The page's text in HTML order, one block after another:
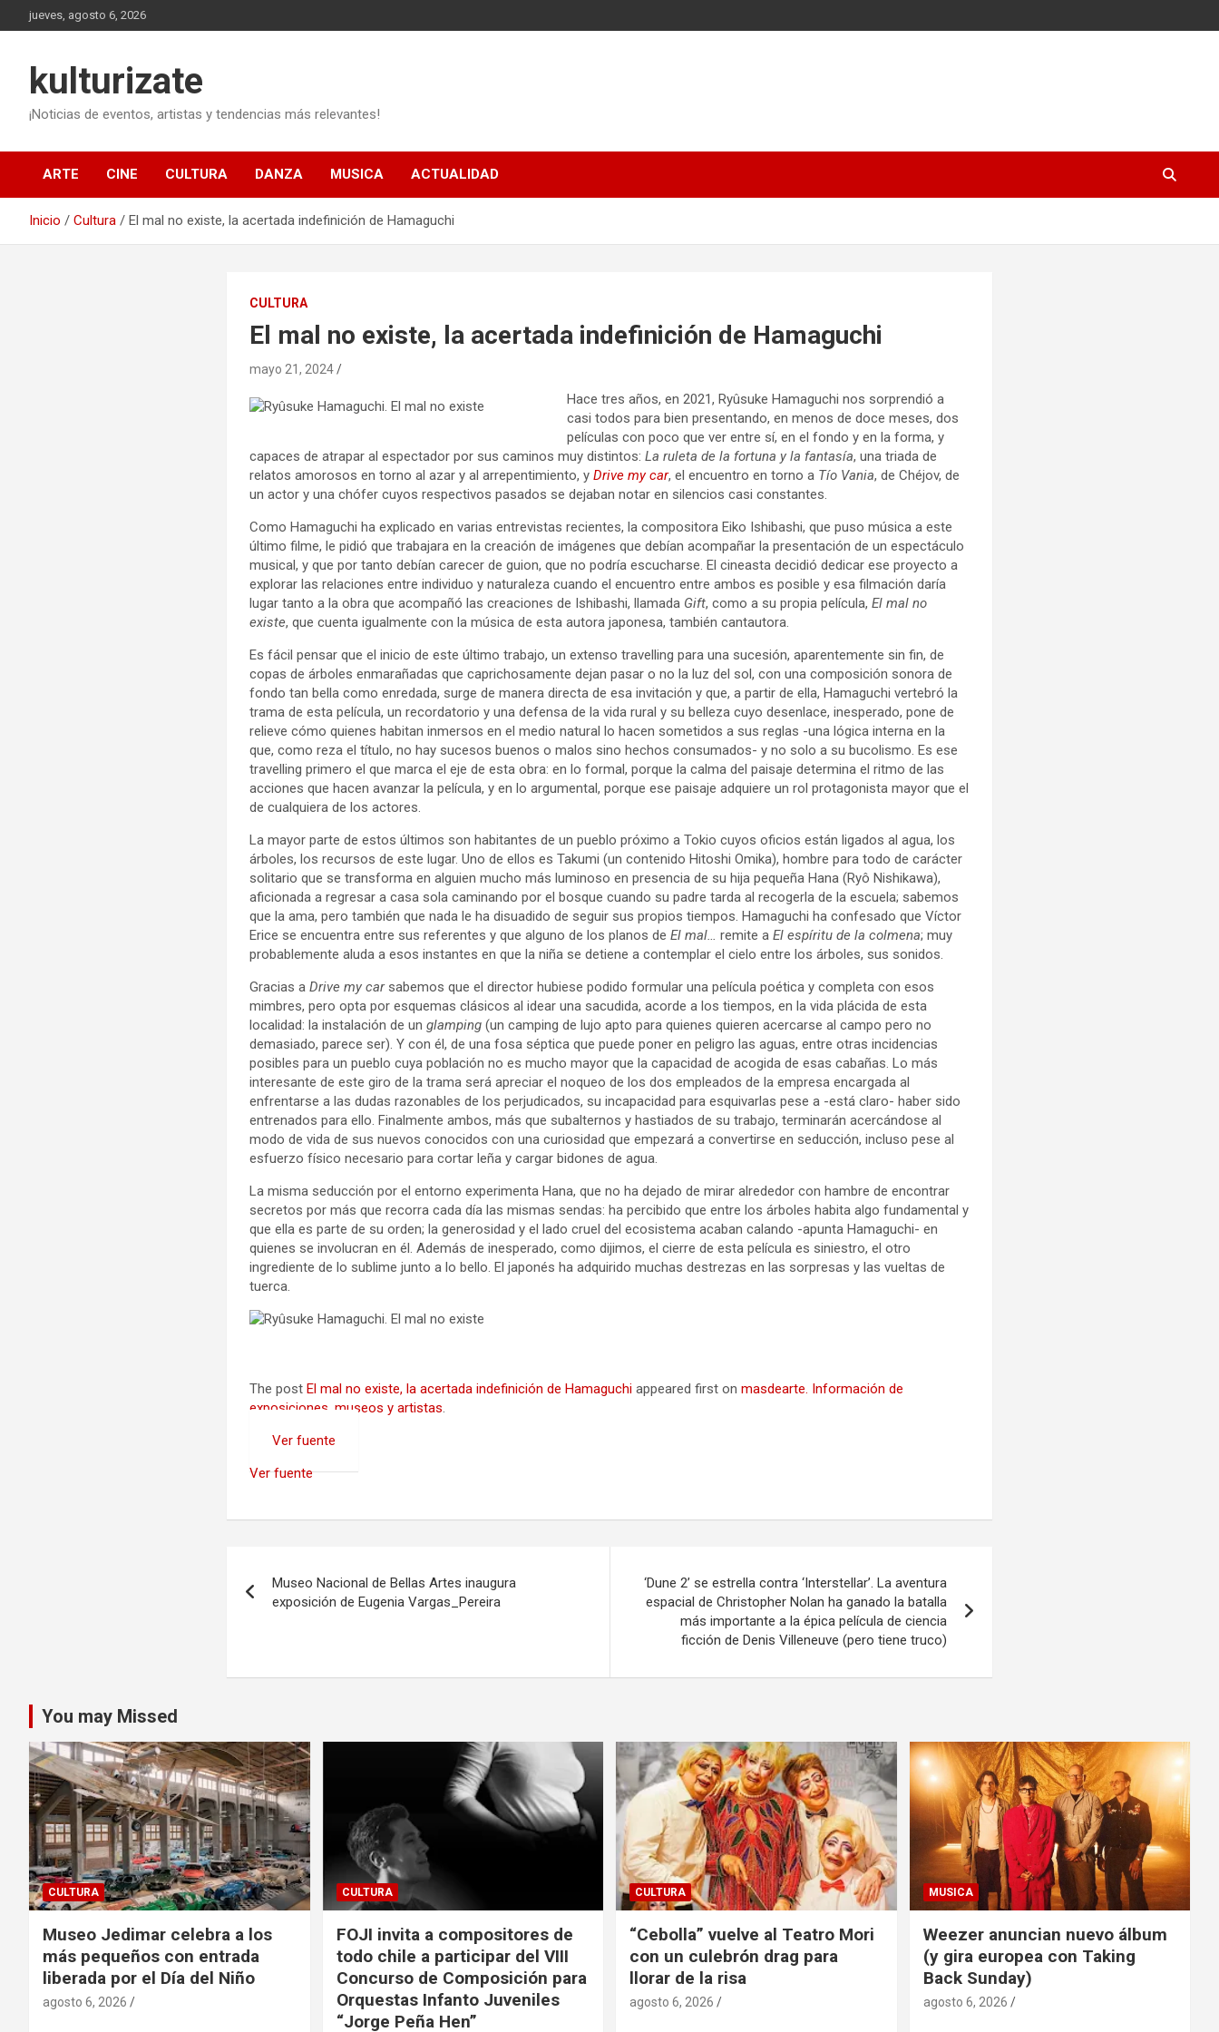
Saltar
al
jueves, agosto 6, 2026
kulturizate
¡Noticias de eventos, artistas y tendencias más relevantes!
ARTE CINE CULTURA DANZA MUSICA ACTUALIDAD
Inicio Cultura El mal no existe, la acertada indefinición de Hamaguchi
CULTURA
El mal no existe, la acertada indefinición de Hamaguchi
mayo 21, 2024
Hace tres años, en 2021, Ryûsuke Hamaguchi nos sorprendió a
casi todos para bien presentando, en menos de doce meses, dos
películas con poco que ver entre sí, en el fondo y en la forma, y
capaces de atrapar al espectador por sus caminos muy distintos:La ruleta de la fortuna y la fantasía, una triada de
relatos amorosos en torno al azar y al arrepentimiento, yDrive my car, el encuentro en torno a Tío Vania, de Chéjov, de
un actor y una chófer cuyos respectivos pasados se dejaban notar en silencios casi constantes.
Como Hamaguchi ha explicado en varias entrevistas recientes, la compositora Eiko Ishibashi, que puso música a este
último filme, le pidió que trabajara en la creación de imágenes que debían acompañar la presentación de un espectáculo
musical, y que por tanto debían carecer de guion, que no podría escucharse. El cineasta decidió dedicar ese proyecto a
explorar las relaciones entre individuo y naturaleza cuando el encuentro entre ambos es posible y esa filmación daría
lugar tanto a la obra que acompañó las creaciones de Ishibashi, llamada Gift, como a su propia película,El mal no
existe, que cuenta igualmente con la música de esta autora japonesa, también cantautora.
Es fácil pensar que el inicio de este último trabajo, un extenso travelling para una sucesión, aparentemente sin fin, de
copas de árboles enmarañadas que caprichosamente dejan pasar o no la luz del sol, con una composición sonora de
fondo tan bella como enredada, surge de manera directa de esa invitación y que, a partir de ella, Hamaguchi vertebró la
trama de esta película, un recordatorio y una defensa de la vida rural y su belleza cuyo desenlace, inesperado, pone de
relieve cómo quienes habitan inmersos en el medio natural lo hacen sometidos a sus reglas -una lógica interna en la
que, como reza el título, no hay sucesos buenos o malos sino hechos consumados- y no solo a su bucolismo. Es ese
travelling primero el que marca el eje de esta obra: en lo formal, porque la calma del paisaje determina el ritmo de las
acciones que hacen avanzar la película, y en lo argumental, porque ese paisaje adquiere un rol protagonista mayor que el
de cualquiera de los actores.
La mayor parte de estos últimos son habitantes de un pueblo próximo a Tokio cuyos oficios están ligados al agua, los
árboles, los recursos de este lugar. Uno de ellos es Takumi (un contenido Hitoshi Omika), hombre para todo de carácter
solitario que se transforma en alguien mucho más luminoso en presencia de su hija pequeña Hana (Ryô Nishikawa),
aficionada a regresar a casa sola caminando por el bosque cuando su padre tarda al recogerla de la escuela; sabemos
que la ama, pero también que nada le ha disuadido de seguir sus propios tiempos. Hamaguchi ha confesado que Víctor
Erice se encuentra entre sus referentes y que alguno de los planos deEl mal… remite aEl espíritu de la colmena; muy
probablemente aluda a esos instantes en que la niña se detiene a contemplar el cielo entre los árboles, sus sonidos.
Gracias a Drive my carsabemos que el director hubiese podido formular una película poética y completa con esos
mimbres, pero opta por esquemas clásicos al idear una sacudida, acorde a los tiempos, en la vida plácida de esta
localidad: la instalación de unglamping (un camping de lujo apto para quienes quieren acercarse al campo pero no
demasiado, parece ser). Y con él, de una fosa séptica que puede poner en peligro las aguas, entre otras incidencias
posibles para un pueblo cuya población no es mucho mayor que la capacidad de acogida de esas cabañas. Lo más
interesante de este giro de la trama será apreciar el noqueo de los dos empleados de la empresa encargada al
enfrentarse a las dudas razonables de los perjudicados, su incapacidad para esquivarlas pese a -está claro- haber sido
entrenados para ello. Finalmente ambos, más que subalternos y hastiados de su trabajo, terminarán acercándose al
modo de vida de sus nuevos conocidos con una curiosidad que empezará a convertirse en seducción, incluso pese al
esfuerzo físico necesario para cortar leña y cargar bidones de agua.
La misma seducción por el entorno experimenta Hana, que no ha dejado de mirar alrededor con hambre de encontrar
secretos por más que recorra cada día las mismas sendas: ha percibido que entre los árboles habita algo fundamental y
que ella es parte de su orden; la generosidad y el lado cruel del ecosistema acaban calando -apunta Hamaguchi- en
quienes se involucran en él. Además de inesperado, como dijimos, el cierre de esta película es siniestro, el otro
ingrediente de lo sublime junto a lo bello. El japonés ha adquirido muchas destrezas en las sorpresas y las vueltas de
tuerca.
The postEl mal no existe, la acertada indefinición de Hamaguchi appeared first onmasdearte. Información de
exposiciones, museos y artistas.
Ver fuente
Ver fuente
de
Museo Nacional de Bellas Artes inaugura
exposición de Eugenia Vargas_Pereira
‘Dune 2’ se estrella contra ‘Interstellar’. La aventura
espacial de Christopher Nolan ha ganado la batalla
más importante a la épica película de ciencia
ficción de Denis Villeneuve (pero tiene truco)
You may Missed
CULTURA
Museo Jedimar celebra a los
más pequeños con entrada
liberada por el Día del Niño
agosto 6, 2026
CULTURA
FOJI invita a compositores de
todo chile a participar del VIII
Concurso de Composición para
Orquestas Infanto Juveniles
“Jorge Peña Hen”
CULTURA
“Cebolla” vuelve al Teatro Mori
con un culebrón drag para
llorar de la risa
agosto 6, 2026
MUSICA
Weezer anuncian nuevo álbum
(y gira europea con Taking
Back Sunday)
agosto 6, 2026